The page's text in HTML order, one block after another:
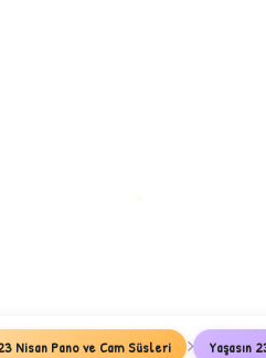
Nisan Pano ve Cam Süsleri Yaşasın